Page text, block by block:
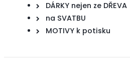
DÁRKY nejen ze DŘEVA
na SVATBU
MOTIVY k potisku